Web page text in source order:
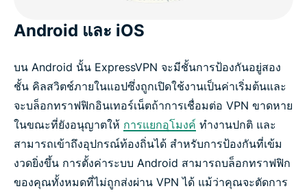
Android และ iOS
บน Android นั้น ExpressVPN จะมีชั้นการป้องกันอยู่สอง
ชั้น คิลสวิตช์ภายในแอปซึ่งถูกเปิดใช้งานเป็นค่าเริ่มต้นและ
จะบล็อกทราฟฟิกอินเทอร์เน็ตถ้าการเชื่อมต่อ VPN ขาดหาย
ในขณะที่ยังอนุญาตให้ การแยกอุโมงค์ ทำงานปกติ และ
สามารถเข้าถึงอุปกรณ์ท้องถิ่นได้ สำหรับการป้องกันที่เข้ม
งวดยิ่งขึ้น การตั้งค่าระบบ Android สามารถบล็อกทราฟฟิก
ของคุณทั้งหมดที่ไม่ถูกส่งผ่าน VPN ได้ แม้ว่าคุณจะตัดการ